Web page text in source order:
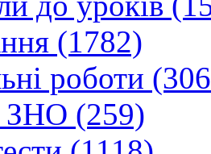
(1782)
роботи
ЗНО (259)